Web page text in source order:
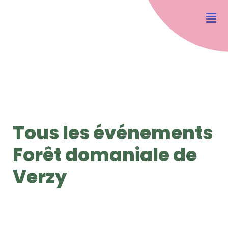
Tous les événements
Forêt domaniale de
Verzy